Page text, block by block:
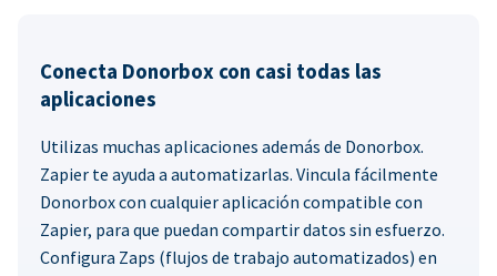
Conecta Donorbox con casi todas las
aplicaciones
Utilizas muchas aplicaciones además de Donorbox.
Zapier te ayuda a automatizarlas. Vincula fácilmente
Donorbox con cualquier aplicación compatible con
Zapier, para que puedan compartir datos sin esfuerzo.
Configura Zaps (flujos de trabajo automatizados) en